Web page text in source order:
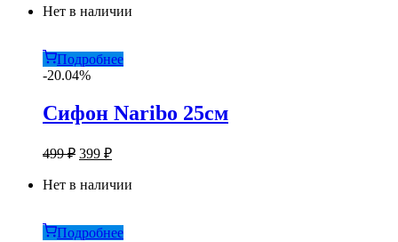
Нет в наличии
Подробнее
-20.04%
Сифон Naribo 25см
499₽ Первоначальная
составляла
399 ₽Текущая
399 ₽.
Нет в наличии
Подробнее